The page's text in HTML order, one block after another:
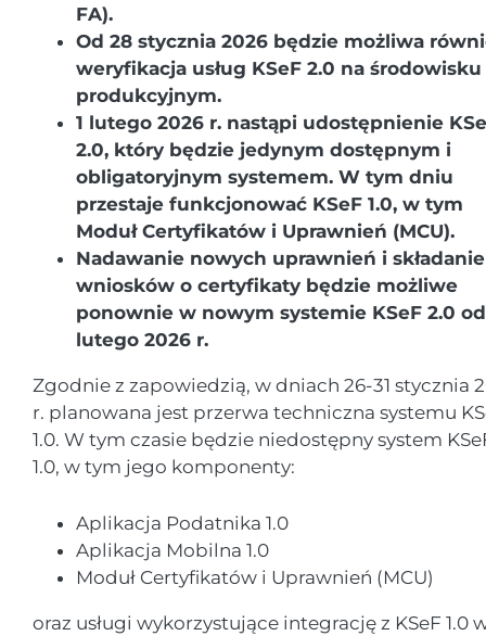
FA).
Od 28 stycznia 2026 będzie możliwa
weryfikacja usług KSeF 2.0 na środowisku
produkcyjnym.
1 lutego 2026 r. nastąpi udostępnienie
2.0, który będzie jedynym dostępnym i
obligatoryjnym systemem. W tym dniu
przestaje funkcjonować KSeF 1.0, w tym
Moduł Certyfikatów i Uprawnień (MCU).
Nadawanie nowych uprawnień i składanie
wniosków o certyfikaty będzie możliwe
ponownie w nowym systemie KSeF 2.0 od
lutego 2026 r.
Zgodnie z zapowiedzią, w dniach 26-31 stycznia
r. planowana jest przerwa techniczna systemu
1.0. W tym czasie będzie niedostępny system
1.0, w tym jego komponenty:
Aplikacja Podatnika 1.0
Aplikacja Mobilna 1.0
Moduł Certyfikatów i Uprawnień (MCU)
oraz usługi wykorzystujące integrację z KSeF 1.0